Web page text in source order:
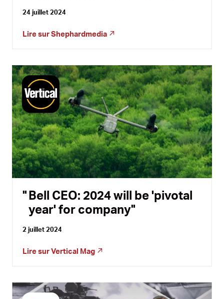
24 juillet 2024
Lire surShephardmedia
Bell CEO: 2024 will be 'pivotal
year' for company
2 juillet 2024
Lire surVertical Mag